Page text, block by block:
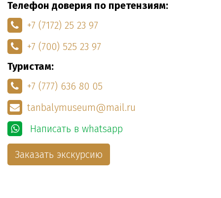
Телефон доверия по претензиям:
+7 (7172) 25 23 97
+7 (700) 525 23 97
Туристам:
+7 (777) 636 80 05
tanbalymuseum@mail.ru
Написать в whatsapp
Заказать экскурсию